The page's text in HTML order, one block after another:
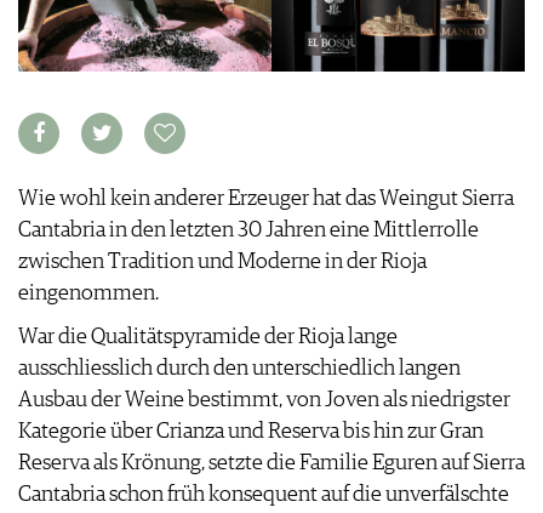
KULINARIK
REZEPTE
HOTSPOTS
DOSSIER
WINEGUIDES
EXTRAS
ABO
ARCHIV
VORTEILSWELT
MEDIATHEK
APPS
BILDSTRECKEN
BÜCHER
NEWS
WEINSZENE
VINOPHILES
ARCHIV
ANMELDEN
AWARDS
GEWINNSPIELE
VORTEILSWELT
ABO
WEINSUCHE
NEWSLETTER
WINE TRADE CLUB
REDAKTION
JOBS
Wie wohl kein anderer Erzeuger hat das Weingut Sierra
Cantabria in den letzten 30 Jahren eine Mittlerrolle
zwischen Tradition und Moderne in der Rioja
eingenommen.
War die Qualitätspyramide der Rioja lange
ausschliesslich durch den unterschiedlich langen
Ausbau der Weine bestimmt, von Joven als niedrigster
Kategorie über Crianza und Reserva bis hin zur Gran
Reserva als Krönung, setzte die Familie Eguren auf Sierra
Cantabria schon früh konsequent auf die unverfälschte